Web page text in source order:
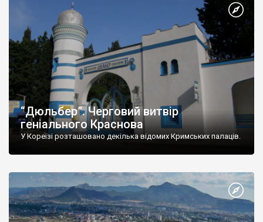
“Дюльбер”. Черговий витвір
геніального Краснова
У Кореїзі розташовано декілька відомих Кримських палаців.